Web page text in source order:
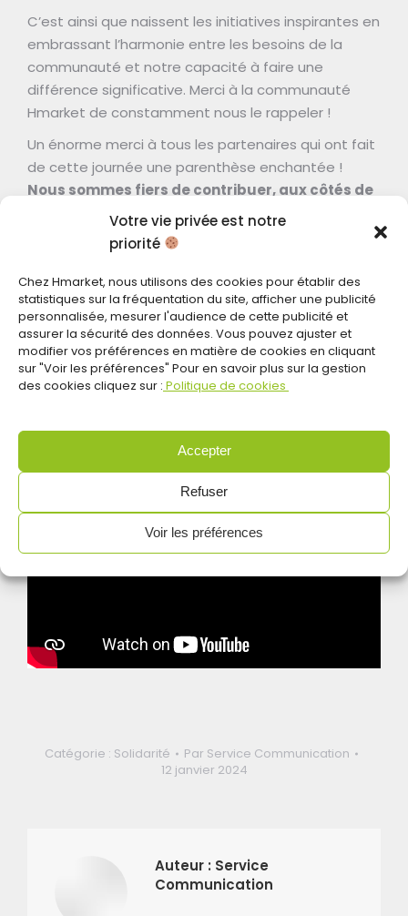
Votre vie privée est notre
priorité
Chez Hmarket, nous utilisons des cookies pour établir des
statistiques sur la fréquentation du site, afficher une publicité
personnalisée, mesurer l'audience de cette publicité et
assurer la sécurité des données. Vous pouvez ajuster et
modifier vos préférences en matière de cookies en cliquant
sur "Voir les préférences" Pour en savoir plus sur la gestion
des cookies cliquez sur : Politique de cookies
Accepter
Refuser
Voir les préférences
C’est ainsi que naissent les initiatives inspirantes en
embrassant l’harmonie entre les besoins de la
communauté et notre capacité à faire une
différence significative. Merci à la communauté
Hmarket de constamment nous le rappeler !
Un énorme merci à tous les partenaires qui ont fait
de cette journée une parenthèse enchantée !
Nous sommes fiers de contribuer, aux côtés de
nos partenaires et bénévoles, à rendre nos
communautés plus fortes et plus unies.
Solidaire un moment de partage, de générosité, et
de solidarité qui restera gravé dans nos cœurs.
Marché solidaire du
Bois l'abbé
Catégorie : Solidarité Par Service Communication
12 janvier 2024
Auteur : Service
Communication